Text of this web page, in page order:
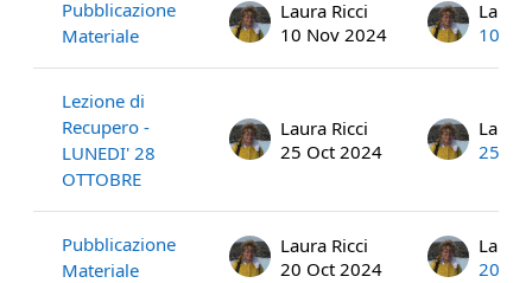
Pubblicazione
Materiale
Laura Ricci
10 Nov 2024
Laura
10
Lezione di
Recupero -
LUNEDI' 28
OTTOBRE
Laura Ricci
25 Oct 2024
Laura
25
Pubblicazione
Materiale
Laura Ricci
20 Oct 2024
Laura
20